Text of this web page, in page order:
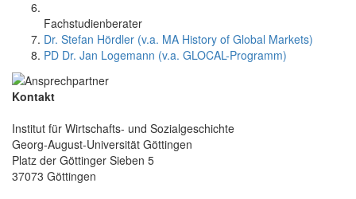
Fachstudienberater
Dr. Stefan Hördler (v.a. MA History of Global Markets)
PD Dr. Jan Logemann (v.a. GLOCAL-Programm)
Kontakt
Institut für Wirtschafts- und Sozialgeschichte
Georg-August-Universität Göttingen
Platz der Göttinger Sieben 5
37073 Göttingen